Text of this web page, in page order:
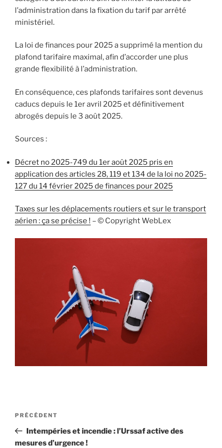
l’administration dans la fixation du tarif par arrêté
ministériel.
La loi de finances pour 2025 a supprimé la mention du
plafond tarifaire maximal, afin d’accorder une plus
grande flexibilité à l’administration.
En conséquence, ces plafonds tarifaires sont devenus
caducs depuis le 1er avril 2025 et définitivement
abrogés depuis le 3 août 2025.
Sources :
Décret no 2025-749 du 1er août 2025 pris en
application des articles 28, 119 et 134 de la loi no 2025-
127 du 14 février 2025 de finances pour 2025
Taxes sur les déplacements routiers et sur le transport
aérien : ça se précise ! – © Copyright WebLex
Navigation
l’article
Article
précédent
PRÉCÉDENT
Intempéries et incendie : l’Urssaf active des
mesures d’urgence !